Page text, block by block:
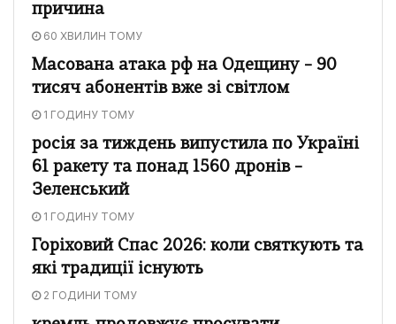
причина
60 ХВИЛИН ТОМУ
Масована атака рф на Одещину – 90
тисяч абонентів вже зі світлом
1 ГОДИНУ ТОМУ
росія за тиждень випустила по Україні
61 ракету та понад 1560 дронів –
Зеленський
1 ГОДИНУ ТОМУ
Горіховий Спас 2026: коли святкують та
які традиції існують
2 ГОДИНИ ТОМУ